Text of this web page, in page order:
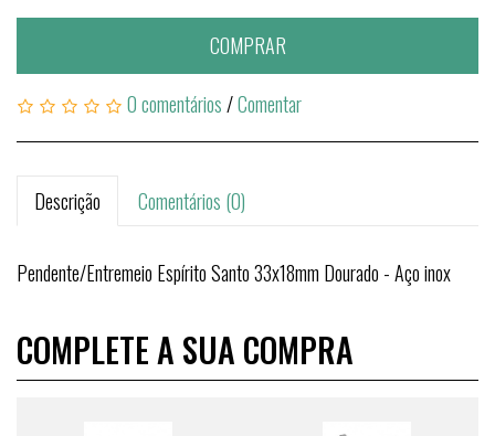
COMPRAR
0 comentários/Comentar
Descrição Comentários (0)
Pendente/Entremeio Espírito Santo 33x18mm Dourado - Aço inox
COMPLETE A SUA COMPRA